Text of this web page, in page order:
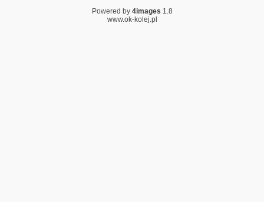
Powered by 4images 1.8
www.ok-kolej.pl